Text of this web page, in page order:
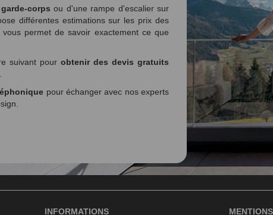
corps ou d'une rampe d'escalier sur
différentes estimations sur les prix des
permet de savoir exactement ce que
suivant pour obtenir des devis gratuits
pour échanger avec nos experts
INFORMATIONS MENTIONS